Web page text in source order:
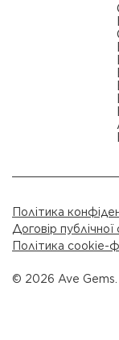
© 2026 Ave Gems.
Політика
Договір
Політика cookie-